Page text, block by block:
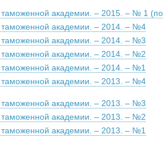
таможенной академии. – 2015. – № 1
таможенной академии. – 2014. – №4
таможенной академии. – 2014. – №3
таможенной академии. – 2014. – №2
таможенной академии. – 2014. – №1
таможенной академии. – 2013. – №4
таможенной академии. – 2013. – №3
таможенной академии. – 2013. – №2
таможенной академии. – 2013. – №1